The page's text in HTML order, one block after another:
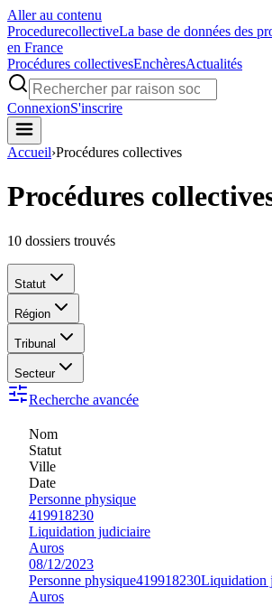
Aller au contenu
ProcedurecollectiveLa base de données des
en France
Procédures collectivesEnchèresActualités
ConnexionS'inscrire
Accueil›Procédures collectives
Procédures
10 dossiers trouvés
Statut
Région
Tribunal
Secteur
Recherche avancée
Nom
Statut
Ville
Date
Personne physique
419918230
Liquidation judiciaire
Auros
08/12/2023
Personne physique419918230Liquidation
Auros